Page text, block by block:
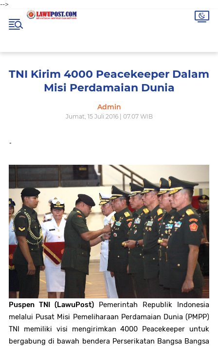
-->
TNI Kirim 4000 Peacekeeper Dalam
Misi Perdamaian Dunia
Admin
Jumat, 15 Juli 2016 | 07.07 WIB
-
Puspen TNI (LawuPost)
Pemerintah Republik Indonesia
melalui Pusat Misi Pemeliharaan Perdamaian Dunia (PMPP)
TNI memiliki visi mengirimkan 4000 Peacekeeper untuk
bergabung di bawah bendera Perserikatan Bangsa Bangsa